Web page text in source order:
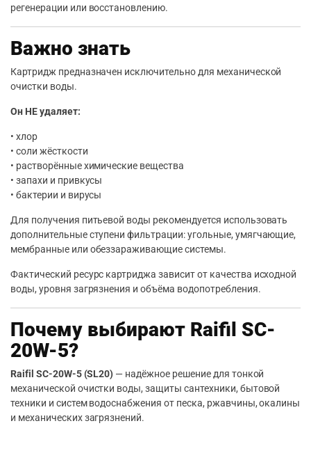
регенерации или восстановлению.
Важно знать
Картридж предназначен исключительно для механической
очистки воды.
Он НЕ удаляет:
• хлор
• соли жёсткости
• растворённые химические вещества
• запахи и привкусы
• бактерии и вирусы
Для получения питьевой воды рекомендуется использовать
дополнительные ступени фильтрации: угольные, умягчающие,
мембранные или обеззараживающие системы.
Фактический ресурс картриджа зависит от качества исходной
воды, уровня загрязнения и объёма водопотребления.
Почему выбирают Raifil SC-
20W-5?
Raifil SC-20W-5 (SL20) — надёжное решение для тонкой
механической очистки воды, защиты сантехники, бытовой
техники и систем водоснабжения от песка, ржавчины, окалины
и механических загрязнений.